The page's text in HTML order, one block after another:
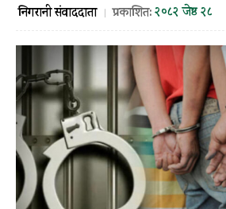
निगरानी संवाददाता प्रकाशित:२०८२ जेष्ठ २८